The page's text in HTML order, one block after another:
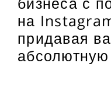
на
придавая